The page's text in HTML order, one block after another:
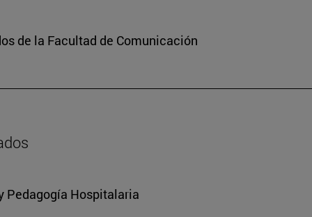
de la Facultad de Comunicación
Pedagogía Hospitalaria